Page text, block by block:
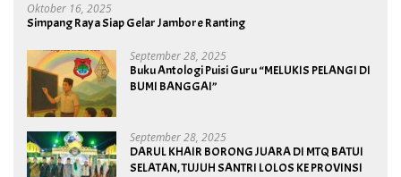
Oktober 16, 2025
Simpang Raya Siap Gelar Jambore Ranting
September 28, 2025
Buku Antologi Puisi Guru “MELUKIS PELANGI DI
BUMI BANGGAI”
September 28, 2025
DARUL KHAIR BORONG JUARA DI MTQ BATUI
SELATAN, TUJUH SANTRI LOLOS KE PROVINSI